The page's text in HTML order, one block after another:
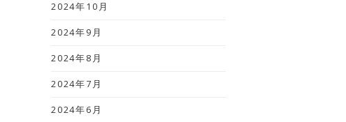
2024年10月
2024年9月
2024年8月
2024年7月
2024年6月